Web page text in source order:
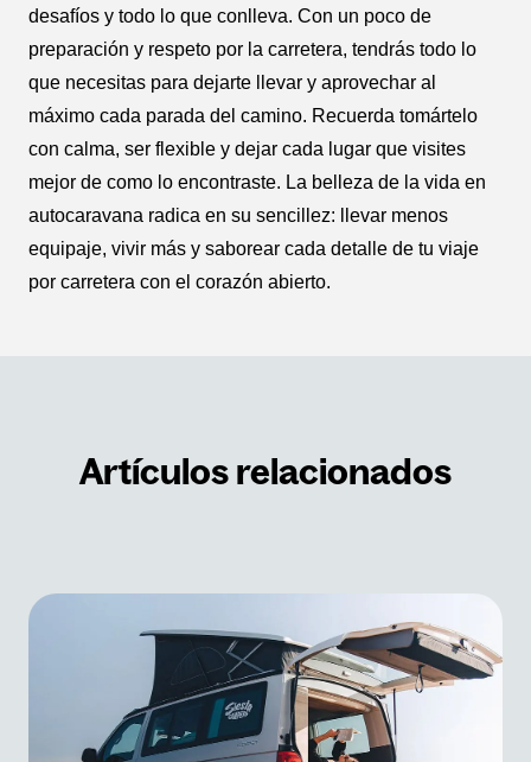
desafíos y todo lo que conlleva. Con un poco de
preparación y respeto por la carretera, tendrás todo lo
que necesitas para dejarte llevar y aprovechar al
máximo cada parada del camino. Recuerda tomártelo
con calma, ser flexible y dejar cada lugar que visites
mejor de como lo encontraste. La belleza de la vida en
autocaravana radica en su sencillez: llevar menos
equipaje, vivir más y saborear cada detalle de tu viaje
por carretera con el corazón abierto.
Artículos relacionados